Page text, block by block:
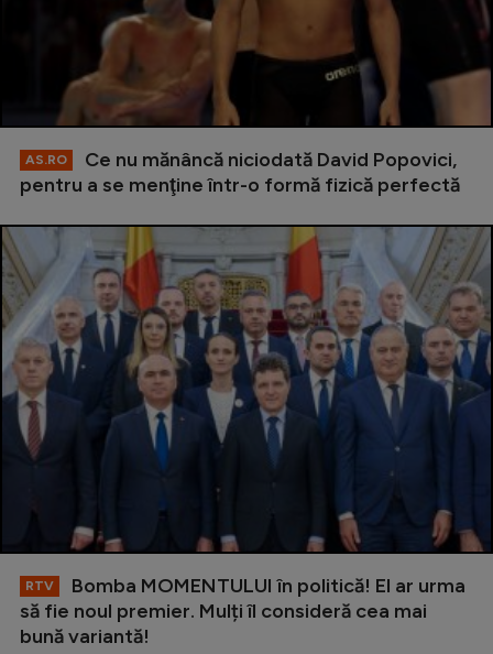
AS.RO
Ce nu mănâncă niciodată David Popovici,
pentru a se menţine într-o formă fizică perfectă
RTV
Bomba MOMENTULUI în politică! El ar urma
să fie noul premier. Mulți îl consideră cea mai
bună variantă!